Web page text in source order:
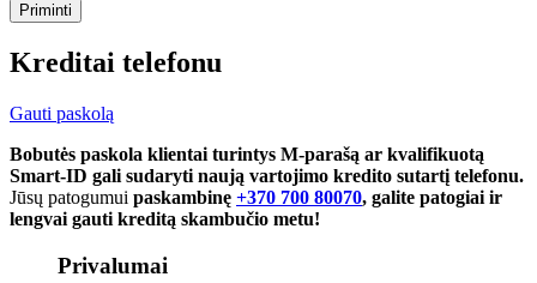
Priminti
Kreditai telefonu
Gauti paskolą
Bobutės paskola klientai turintys M-parašą ar kvalifikuotą
Smart-ID gali sudaryti naują vartojimo kredito sutartį telefonu.
Jūsų patogumui paskambinę +370 700 80070, galite patogiai ir
lengvai gauti kreditą skambučio metu!
Privalumai